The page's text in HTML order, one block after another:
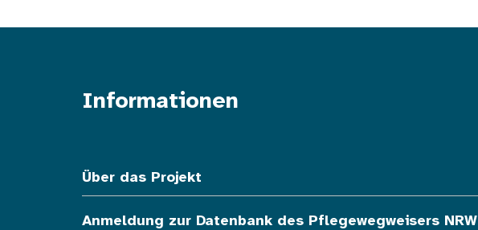
Informationen
Über das Projekt
Anmeldung zur Datenbank des Pflegewegweisers NRW